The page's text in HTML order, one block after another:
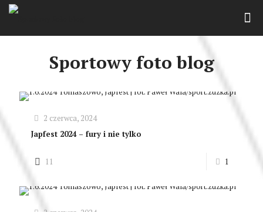
Sportowy foto blog
2 czerwca, 2024
Japfest 2024 – fury i nie tylko
11 1